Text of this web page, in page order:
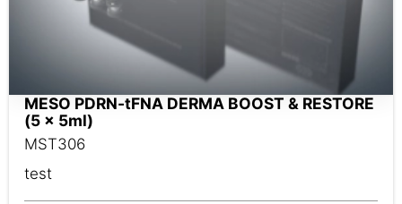
MESO PDRN-tFNA DERMA BOOST & RESTORE
(5 x 5ml)
MST306
test